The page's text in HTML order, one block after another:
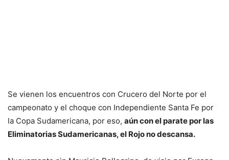
Se vienen los encuentros con Crucero del Norte por el
campeonato y el choque con Independiente Santa Fe por
la Copa Sudamericana, por eso, aún con el parate por las
Eliminatorias Sudamericanas, el Rojo no descansa.